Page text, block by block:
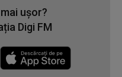
ușor?
Digi FM